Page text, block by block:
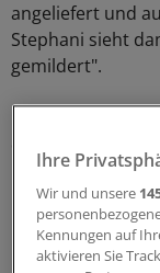
angeliefert und
Stephani sieht
gemildert".
Schlagworte:
Ihre
Wir und unsere
Kennungen auf
aktivieren Sie